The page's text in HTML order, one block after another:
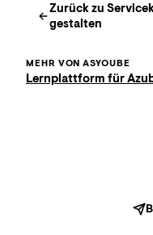
Zurück zu
gestalten
MEHR VON ASYOUBE
Lernplattform für